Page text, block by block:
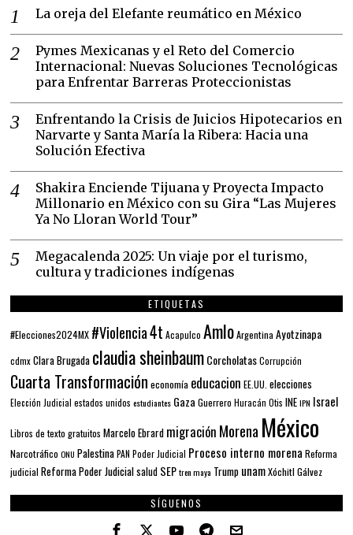
La oreja del Elefante reumático en México
Pymes Mexicanas y el Reto del Comercio
Internacional: Nuevas Soluciones Tecnológicas
para Enfrentar Barreras Proteccionistas
Enfrentando la Crisis de Juicios Hipotecarios en
Narvarte y Santa María la Ribera: Hacia una
Solución Efectiva
Shakira Enciende Tijuana y Proyecta Impacto
Millonario en México con su Gira “Las Mujeres
Ya No Lloran World Tour”
Megacalenda 2025: Un viaje por el turismo,
cultura y tradiciones indígenas
ETIQUETAS
#Elecciones2024MX #Violencia4t Acapulco AmloArgentinaAyotzinapa
cdmx Clara Brugada claudia sheinbaumCorcholatas Corrupción
Cuarta Transformación economía educacion EE.UU. elecciones
Elección Judicial estados unidos estudiantes Gaza Guerrero Huracán Otis INE IPN Israel
Libros de texto gratuitos Marcelo Ebrard migración Morena México
Narcotráfico ONU Palestina PAN Poder Judicial Proceso interno morena Reforma
judicial Reforma Poder Judicialsalud SEP tren maya Trump unamXóchitl Gálvez
SÍGUENOS